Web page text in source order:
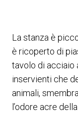
La stanza è
è ricoperto di
tavolo di acciaio
inservienti che
animali,
l’odore acre